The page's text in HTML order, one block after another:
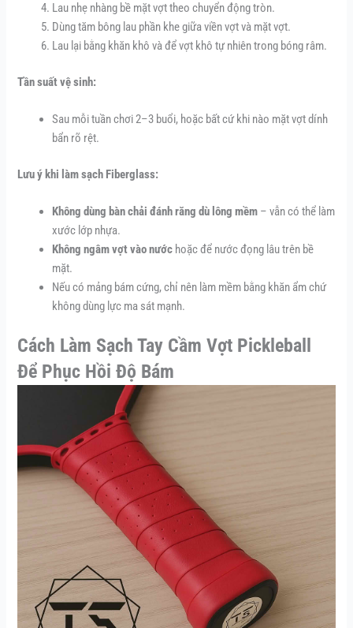
Lau nhẹ nhàng bề mặt vợt theo chuyển động tròn.
Dùng tăm bông lau phần khe giữa viền vợt và mặt vợt.
Lau lại bằng khăn khô và để vợt khô tự nhiên trong bóng râm.
Tần suất vệ sinh:
Sau mỗi tuần chơi 2–3 buổi, hoặc bất cứ khi nào mặt vợt dính
bẩn rõ rệt.
Lưu ý khi làm sạch Fiberglass:
Không dùng bàn chải đánh răng dù lông mềm – vẫn có thể làm
xước lớp nhựa.
Không ngâm vợt vào nước hoặc để nước đọng lâu trên bề
mặt.
Nếu có mảng bám cứng, chỉ nên làm mềm bằng khăn ẩm chứ
không dùng lực ma sát mạnh.
Cách Làm Sạch Tay Cầm Vợt Pickleball
Để Phục Hồi Độ Bám